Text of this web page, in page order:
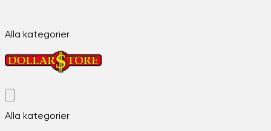
Alla kategorier
Alla kategorier